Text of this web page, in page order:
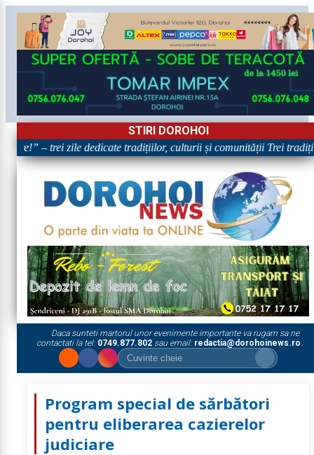
STIRI DOROHOI
– trei zile dedicate tradițiilor, culturii și comunității Trei
Daca sunteti martorul unor evenimente importante va rugam sa ne
contactati la tel: 0749.877.802sau email: redactia@dorohoinews.ro
Program special de sărbători
pentru eliberarea cazierelor
judiciare